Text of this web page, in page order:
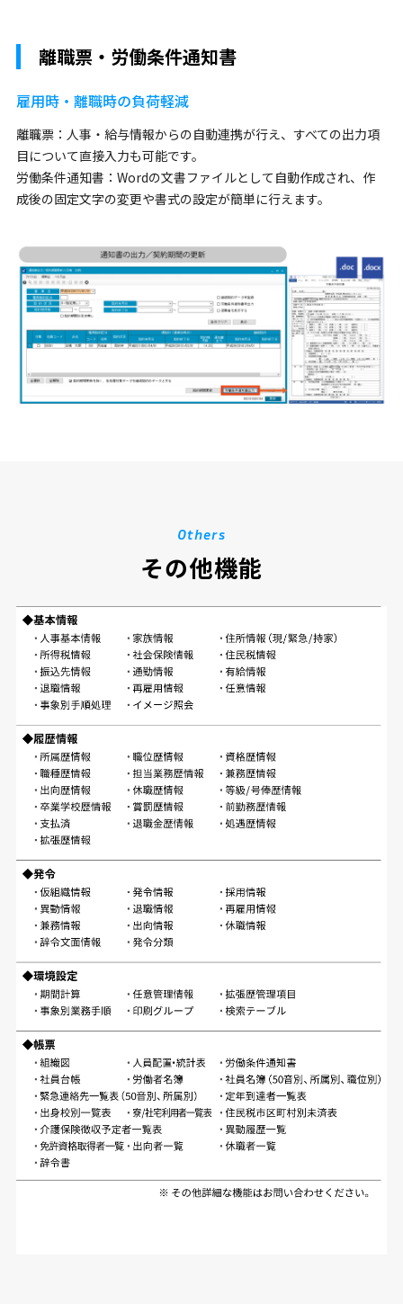
離職票・労働条件通知書
雇用時・離職時の負荷軽減
離職票：人事・給与情報からの自動連携が行え、すべての出力項
目について直接入力も可能です。
労働条件通知書：Wordの文書ファイルとして自動作成され、作
成後の固定文字の変更や書式の設定が簡単に行えます。
Others
その他機能